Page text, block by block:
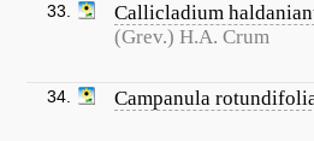
33.
Callicladium
(Grev.) H.A. Crum
34. Campanula